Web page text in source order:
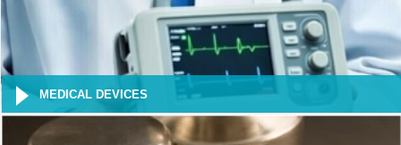
MEDICAL DEVICES